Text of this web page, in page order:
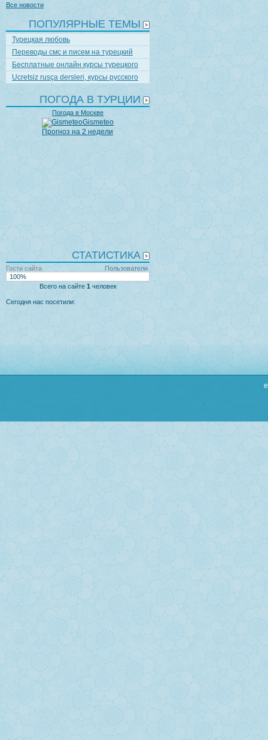
Все новости
ПОПУЛЯРНЫЕ ТЕМЫ
Турецкая любовь
Переводы смс и писем на турецкий
Бесплатные онлайн курсы турецкого
Ucretsiz rusça dersleri, курсы русского
ПОГОДА В ТУРЦИИ
Погода в Москве
Gismeteo
Прогноз на 2 недели
СТАТИСТИКА
Пользователи
Гости сайта
100%
Всего на сайте 1 человек
Сегодня нас посетили: